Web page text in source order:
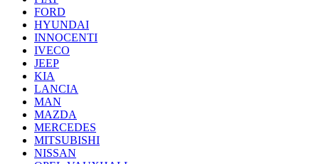
FORD
HYUNDAI
INNOCENTI
IVECO
JEEP
KIA
LANCIA
MAN
MAZDA
MERCEDES
MITSUBISHI
NISSAN